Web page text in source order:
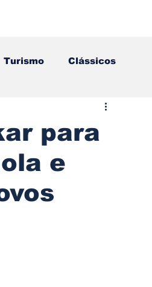
Turismo Clássicos
Testes e Comparativos
Tecnologia
para
e